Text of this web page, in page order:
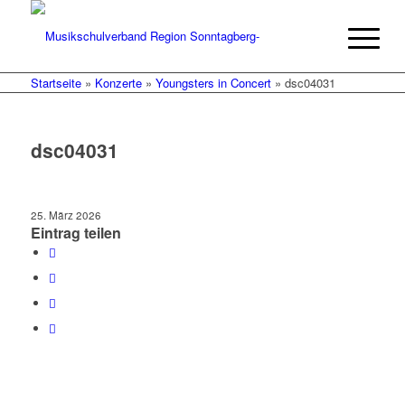
Startseite» Konzerte» Youngsters in Concert» dsc04031
dsc04031
25. März 2026
Eintrag teilen